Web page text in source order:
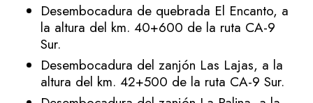
Desembocadura de quebrada El Encanto, a
la altura del km. 40+600 de la ruta CA-9
Sur.
Desembocadura del zanjón Las Lajas, a la
altura del km. 42+500 de la ruta CA-9 Sur.